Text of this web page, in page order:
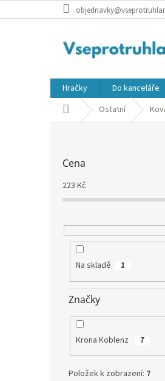
na
Hračky Do kanceláře
Domů Ostatní
Cena
223 Kč
Na skladě 1
Značky
Krona Koblenz 7
Položek k zobrazení: 7